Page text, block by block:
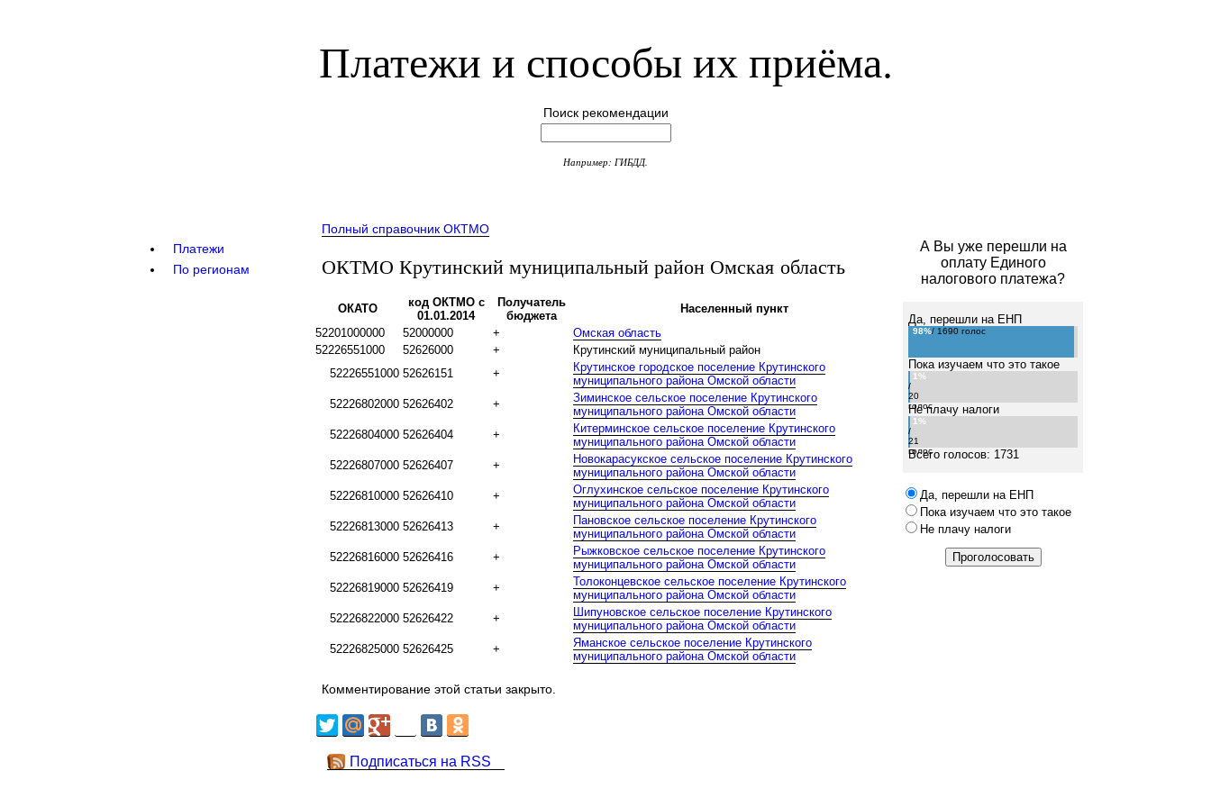
Платежи и способы их приёма.
Поиск рекомендации
Например: ГИБДД.
Платежи
По регионам
А Вы уже перешли на
оплату Единого
налогового платежа?
Да, перешли на ЕНП
98%/ 1690 голос
Пока изучаем что это такое
1%
/
20
голос
Не плачу налоги
1%
/
21
голос
Всего голосов: 1731
Да, перешли на ЕНП
Пока изучаем что это такое
Не плачу налоги
Полный справочник ОКТМО
ОКТМО Крутинский муниципальный район Омская область
ОКАТО
код ОКТМО с
01.01.2014
Получатель
бюджета
Населенный пункт
52201000000
52000000 +
Омская область
52226551000
52626000 +
Крутинский муниципальный район
52226551000 52626151 +
Крутинское городское поселение Крутинского
муниципального района Омской области
52226802000 52626402 +
Зиминское сельское поселение Крутинского
муниципального района Омской области
52226804000 52626404 +
Китерминское сельское поселение Крутинского
муниципального района Омской области
52226807000 52626407 +
Новокарасукское сельское поселение Крутинского
муниципального района Омской области
52226810000 52626410 +
Оглухинское сельское поселение Крутинского
муниципального района Омской области
52226813000 52626413 +
Пановское сельское поселение Крутинского
муниципального района Омской области
52226816000 52626416 +
Рыжковское сельское поселение Крутинского
муниципального района Омской области
52226819000 52626419 +
Толоконцевское сельское поселение Крутинского
муниципального района Омской области
52226822000 52626422 +
Шипуновское сельское поселение Крутинского
муниципального района Омской области
52226825000 52626425 +
Яманское сельское поселение Крутинского
муниципального района Омской области
Комментирование этой статьи закрыто.
Подписаться на RSS